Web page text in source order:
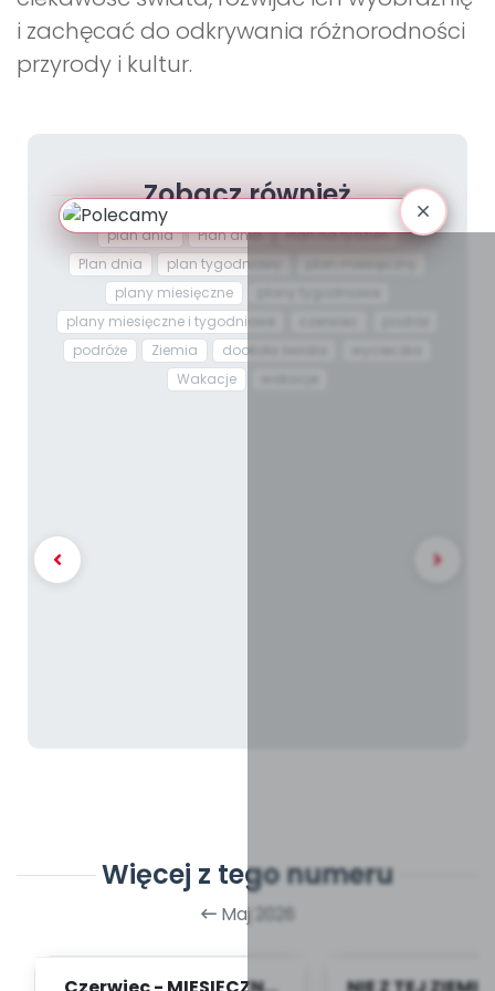
i zachęcać do odkrywania różnorodności
przyrody i kultur.
Zobacz również
plan dnia Plan dnia
Plan na tydzień
Plan dnia
plan tygodniowy
plany miesięczne
plany miesięczne i tygodniowe
podróże
Ziemia dookoła świata
Wakacje
Więcej z tego numeru
Maj 2026